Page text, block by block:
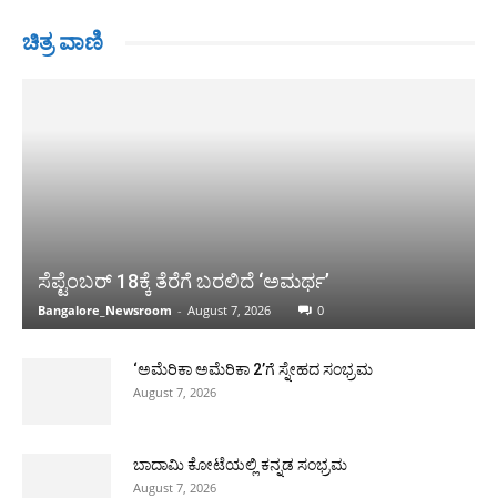
ಚಿತ್ರ ವಾಣಿ
ಸೆಪ್ಟೆಂಬರ್ 18ಕ್ಕೆ ತೆರೆಗೆ ಬರಲಿದೆ ‘ಅಮರ್ಥ’
Bangalore_Newsroom - August 7, 2026 0
‘ಅಮೆರಿಕಾ ಅಮೆರಿಕಾ 2’ಗೆ ಸ್ನೇಹದ ಸಂಭ್ರಮ
August 7, 2026
ಬಾದಾಮಿ ಕೋಟೆಯಲ್ಲಿ ಕನ್ನಡ ಸಂಭ್ರಮ
August 7, 2026